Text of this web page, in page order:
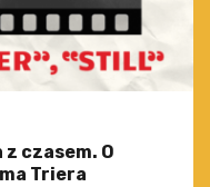
czasem. O
Triera